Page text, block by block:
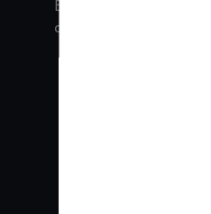
En Audi Certified
de inspección de 120